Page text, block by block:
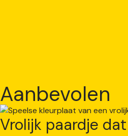
Aanbevolen
Vrolijk paardje